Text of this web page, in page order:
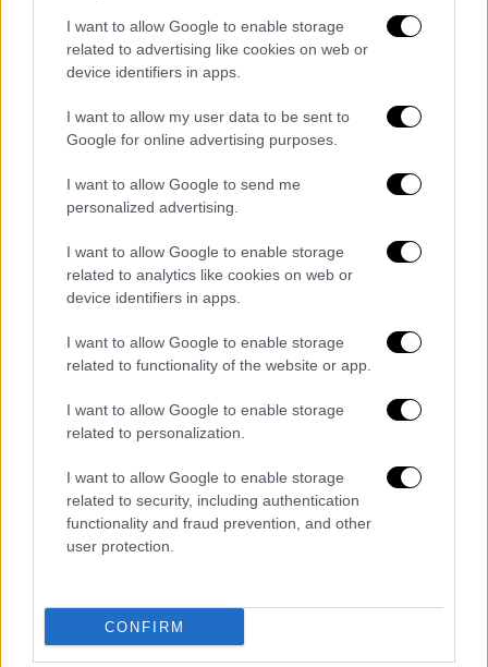
I want to allow Google to enable storage
related to advertising like cookies on web or
device identifiers in apps.
I want to allow my user data to be sent to
Google for online advertising purposes.
I want to allow Google to send me
personalized advertising.
I want to allow Google to enable storage
related to analytics like cookies on web or
device identifiers in apps.
I want to allow Google to enable storage
related to functionality of the website or app.
I want to allow Google to enable storage
related to personalization.
I want to allow Google to enable storage
related to security, including authentication
functionality and fraud prevention, and other
user protection.
CONFIRM
Στην Αλεξανδρούπολη συνήθιζαν να
πηγαίνουν στην εξοχή, όπου κυλιούνταν
τελετουργικά στο χορτάρι, και κατόπιν
έτρωγαν εκεί πίτες που είχαν πάρει από τα
σπίτια τους, ενώ αλλού κατασκεύαζαν
κούνιες και κουνιούνταν τραγουδώντας
τραγούδια. Με τον τρόπο αυτό πίστευαν ότι
συνειρμικά και μαγικά αποκτούσαν τη δροσιά
και τη δύναμη της φύσης και της
βλάστησης».